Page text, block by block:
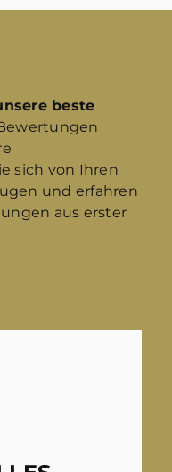
beste
sich von Ihren
und erfahren
aus erster